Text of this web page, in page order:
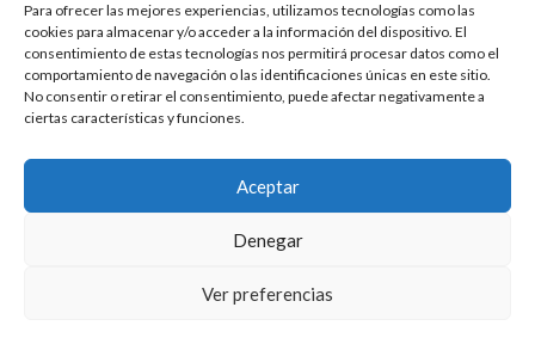
Para ofrecer las mejores experiencias, utilizamos tecnologías como las
cookies para almacenar y/o acceder a la información del dispositivo. El
consentimiento de estas tecnologías nos permitirá procesar datos como el
comportamiento de navegación o las identificaciones únicas en este sitio.
No consentir o retirar el consentimiento, puede afectar negativamente a
ciertas características y funciones.
Aceptar
Denegar
Ver preferencias
Aviso Legal Política de privacidad Portal de transparencia
ASOCIACIÓN DE TALLERES DE REPARACIÓN DE
AUTOMÓVILES • CIF: G14023832
Mediación, Arbitraje y Conciliación, de la Consejería de Empleo
Puedes aprender más sobre qué cookies utilizamos o